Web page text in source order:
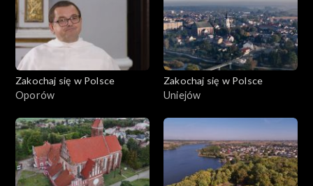
Zakochaj się w Polsce
Oporów
Zakochaj się w Polsce
Uniejów